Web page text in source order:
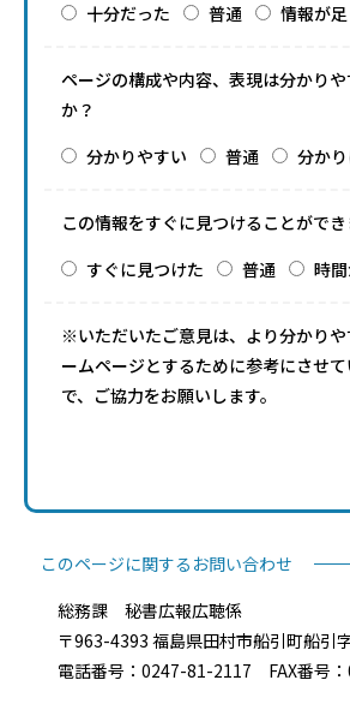
十分だった
普通 情報が
ページの構成や内容、表現は分かり
か？
分かりやすい
普通 分か
この情報をすぐに見つけることができ
すぐに見つけた
普通 時
※いただいたご意見は、より分かり
ームページとするために参考にさせ
で、ご協力をお願いします。
このページに関するお問い合わせ
総務課 秘書広報広聴係
〒963-4393 福島県田村市船引町船引
電話番号：0247-81-2117 FAX番号